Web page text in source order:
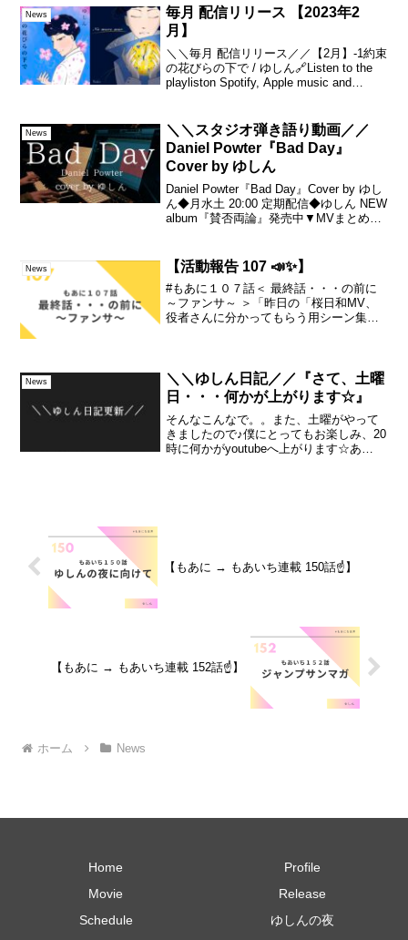
で、、みんな、一様に希望を持っている
はず、、今年は特に。そんなみんな...
News
毎月 配信リリース 【2023年2
月】
＼＼毎月 配信リリース／／【2月】-1約束
の花びらの下で / ゆしん🔗Listen to the
playliston Spotify, Apple music and
News
＼＼スタジオ弾き語り動画／／
Daniel Powter『Bad Day』
Cover by ゆしん
Daniel Powter『Bad Day』Cover by ゆし
ん◆月水土 20:00 定期配信◆ゆしん NEW
album『賛否両論』発売中▼MVまとめ
News 【活動報告 107 📣✨】
#もあに１０７話＜ 最終話・・・の前に
～ファンサ～ ＞「昨日の「桜日和MV、
役者さんに分かってもらう用シーン集」
います・・びっくり...
News
＼＼ゆしん日記／／『さて、土曜
日・・・何かが上がります☆』
そんなこんなで。。また、土曜がやって
きましたので♪僕にとってもお楽しみ、20
時に何かがyoutubeへ上がります☆あ
【もあに → もあいち連載 150話☝️】
【もあに → もあいち連載 152話☝️】
ホーム News
Home
Profile
Movie
Release
Schedule
ゆしんの夜